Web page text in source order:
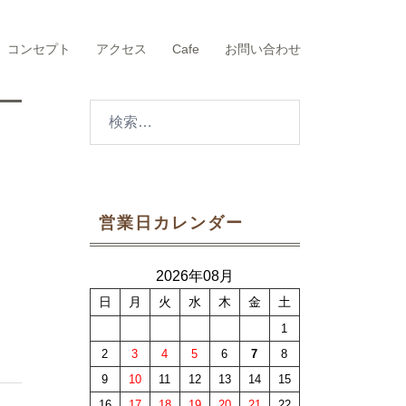
コンセプト アクセス Cafe お問い合わせ
営業日カレンダー
2026年08月
日 月 火 水 木 金 土
1
2
3 4 5 6 7
8
9
10 11 12 13 14
15